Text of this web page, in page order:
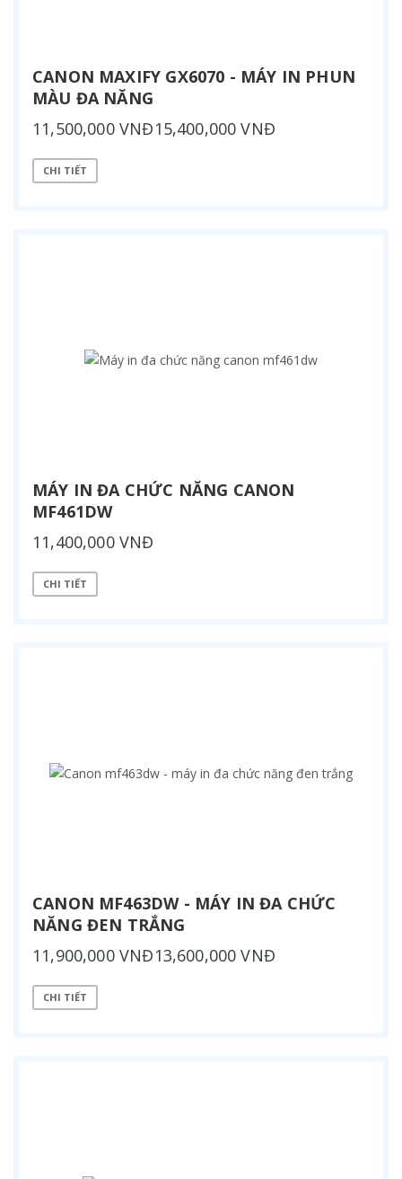
CANON MAXIFY GX6070 - MÁY IN PHUN
MÀU ĐA NĂNG
11,500,000 VNĐ15,400,000 VNĐ
CHI TIẾT
MÁY IN ĐA CHỨC NĂNG CANON
MF461DW
11,400,000 VNĐ
CHI TIẾT
CANON MF463DW - MÁY IN ĐA CHỨC
NĂNG ĐEN TRẮNG
11,900,000 VNĐ13,600,000 VNĐ
CHI TIẾT